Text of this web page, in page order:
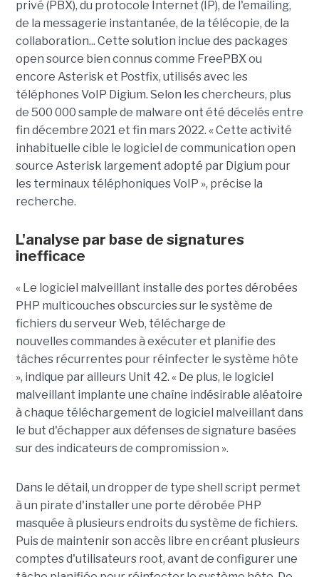
privé (PBX), du protocole Internet (IP), de l'emailing,
de la messagerie instantanée, de la télécopie, de la
collaboration... Cette solution inclue des packages
open source bien connus comme FreePBX ou
encore Asterisk et Postfix, utilisés avec les
téléphones VoIP Digium. Selon les chercheurs, plus
de 500 000 sample de malware ont été décelés entre
fin décembre 2021 et fin mars 2022. « Cette activité
inhabituelle cible le logiciel de communication open
source Asterisk largement adopté par Digium pour
les terminaux téléphoniques VoIP », précise la
recherche.
L'analyse par base de signatures
inefficace
« Le logiciel malveillant installe des portes dérobées
PHP multicouches obscurcies sur le système de
fichiers du serveur Web, télécharge de
nouvelles commandes à exécuter et planifie des
tâches récurrentes pour réinfecter le système hôte
», indique par ailleurs Unit 42. « De plus, le logiciel
malveillant implante une chaîne indésirable aléatoire
à chaque téléchargement de logiciel malveillant dans
le but d'échapper aux défenses de signature basées
sur des indicateurs de compromission ».
Dans le détail, un dropper de type shell script permet
à un pirate d'installer une porte dérobée PHP
masquée à plusieurs endroits du système de fichiers.
Puis de maintenir son accès libre en créant plusieurs
comptes d'utilisateurs root, avant de configurer une